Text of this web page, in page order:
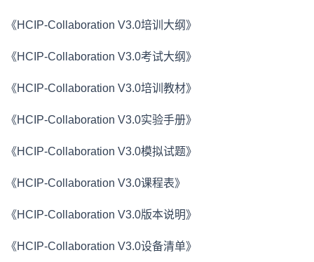
《HCIP-Collaboration V3.0培训大纲》
《HCIP-Collaboration V3.0考试大纲》
《HCIP-Collaboration V3.0培训教材》
《HCIP-Collaboration V3.0实验手册》
《HCIP-Collaboration V3.0模拟试题》
《HCIP-Collaboration V3.0课程表》
《HCIP-Collaboration V3.0版本说明》
《HCIP-Collaboration V3.0设备清单》